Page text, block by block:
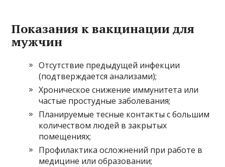
Показания к вакцинации для
мужчин
Отсутствие предыдущей инфекции
(подтверждается анализами);
Хроническое снижение иммунитета или
частые простудные заболевания;
Планируемые тесные контакты с большим
количеством людей в закрытых
помещениях;
Профилактика осложнений при работе в
медицине или образовании;